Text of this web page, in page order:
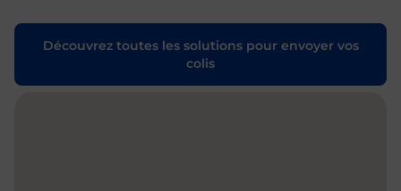
Découvrez toutes les solutions pour envoyer vos
colis